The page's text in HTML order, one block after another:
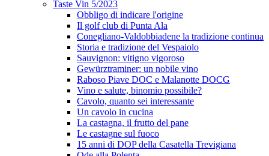
Taste Vin 5/2023
Obbligo di indicare l'origine
Il golf club di Punta Ala
Conegliano-Valdobbiadene la tradizione continua
Storia e tradizione del Vespaiolo
Sauvignon: vitigno vigoroso
Gewürztraminer: un nobile vino
Raboso Piave DOC e Malanotte DOCG
Vino e salute, binomio possibile?
Cavolo, quanto sei interessante
Un cavolo in cucina
La castagna, il frutto del pane
Le castagne sul fuoco
15 anni di DOP della Casatella Trevigiana